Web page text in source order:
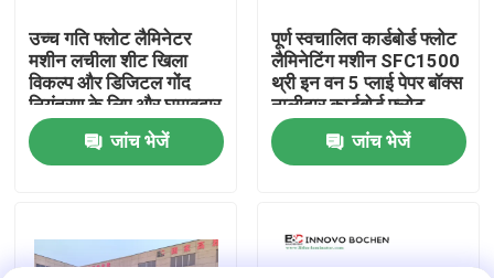
कारखाना भ्रमण
गुणवत्ता नियंत्रण
उच्च गति फ्लोट लैमिनेटर
मशीन लचीला शीट खिला
विकल्प और डिजिटल गोंद
नियंत्रण के लिए और घुमावदार
लैमिनेशन की पेशकश
जांच भेजें
पूर्ण स्वचालित कार्डबोर्ड फ्लोट
लैमिनेटिंग मशीन SFC1500
थ्री इन वन 5 प्लाई पेपर बॉक्स
नालीदार कार्डबोर्ड फ्लोट
लैमिनेट मशीन
जांच भेजें